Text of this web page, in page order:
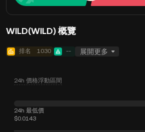
WILD(WILD) 概覽
排名 1030 -- 展開更多
24h 價格浮動區間
24h 最低價
$0.0143